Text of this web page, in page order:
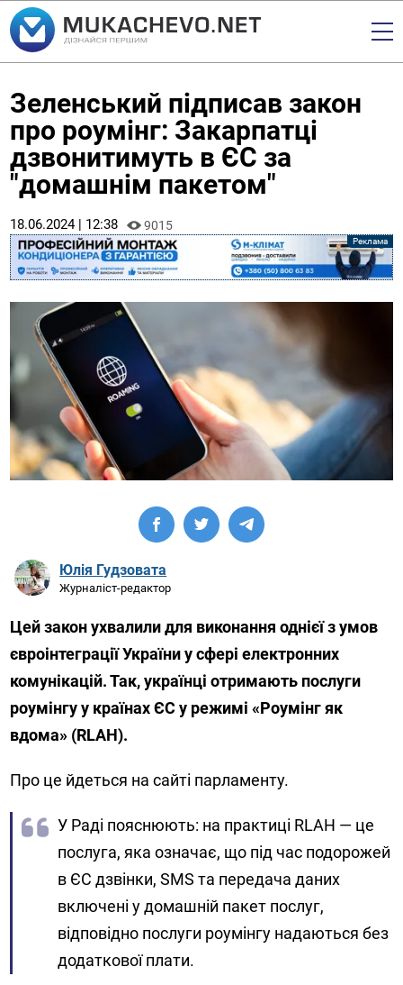
Зеленський підписав закон
про роумінг: Закарпатці
дзвонитимуть в ЄС за
"домашнім пакетом"
18.06.2024 | 12:38 9015
Юлія Гудзовата
Журналіст-редактор
Цей закон ухвалили для виконання однієї з умов
євроінтеграції України у сфері електронних
комунікацій. Так, українці отримають послуги
роумінгу у країнах ЄС у режимі «Роумінг як
вдома» (RLAH).
Про це йдеться на сайті парламенту.
У Раді пояснюють: на практиці RLAH — це
послуга, яка означає, що під час подорожей
в ЄС дзвінки, SMS та передача даних
включені у домашній пакет послуг,
відповідно послуги роумінгу надаються без
додаткової плати.